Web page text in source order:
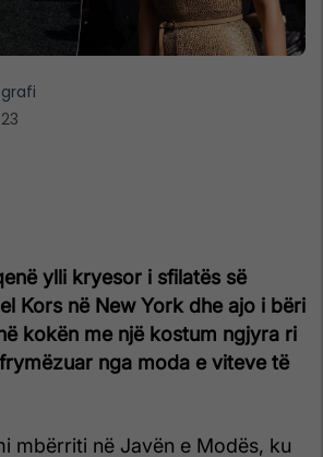
ylli kryesor i sfilatës së
Kors në New York dhe ajo i bëri
kokën me një kostum ngjyra ri
nga moda e viteve të
mbërriti në Javën e Modës, ku